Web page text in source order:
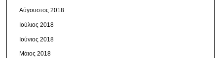
Αύγουστος 2018
Ιούλιος 2018
Ιούνιος 2018
Μάιος 2018